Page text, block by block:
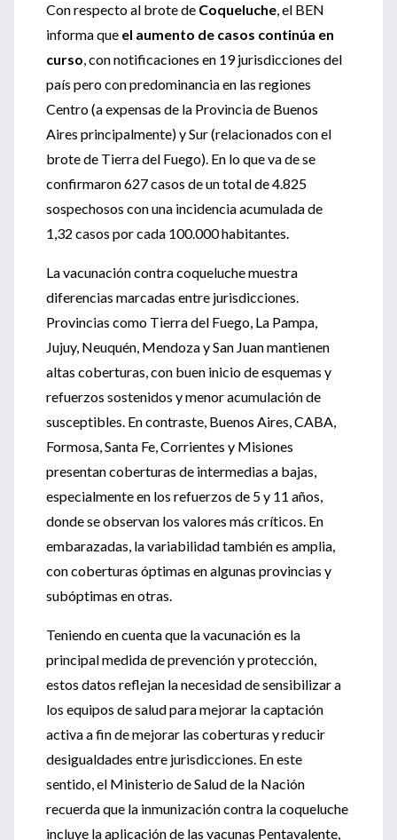
Con respecto al brote de Coqueluche, el BEN
informa que el aumento de casos continúa en
curso, con notificaciones en 19 jurisdicciones del
país pero con predominancia en las regiones
Centro (a expensas de la Provincia de Buenos
Aires principalmente) y Sur (relacionados con el
brote de Tierra del Fuego). En lo que va de se
confirmaron 627 casos de un total de 4.825
sospechosos con una incidencia acumulada de
1,32 casos por cada 100.000 habitantes.
La vacunación contra coqueluche muestra
diferencias marcadas entre jurisdicciones.
Provincias como Tierra del Fuego, La Pampa,
Jujuy, Neuquén, Mendoza y San Juan mantienen
altas coberturas, con buen inicio de esquemas y
refuerzos sostenidos y menor acumulación de
susceptibles. En contraste, Buenos Aires, CABA,
Formosa, Santa Fe, Corrientes y Misiones
presentan coberturas de intermedias a bajas,
especialmente en los refuerzos de 5 y 11 años,
donde se observan los valores más críticos. En
embarazadas, la variabilidad también es amplia,
con coberturas óptimas en algunas provincias y
subóptimas en otras.
Teniendo en cuenta que la vacunación es la
principal medida de prevención y protección,
estos datos reflejan la necesidad de sensibilizar a
los equipos de salud para mejorar la captación
activa a fin de mejorar las coberturas y reducir
desigualdades entre jurisdicciones. En este
sentido, el Ministerio de Salud de la Nación
recuerda que la inmunización contra la coqueluche
incluye la aplicación de las vacunas Pentavalente,